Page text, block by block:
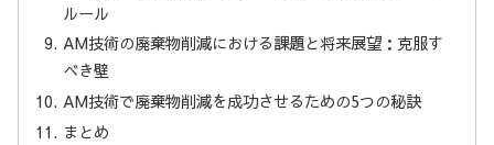
ルール
AM技術の廃棄物削減における課題と将来展望：克服す
べき壁
AM技術で廃棄物削減を成功させるための5つの秘訣
まとめ